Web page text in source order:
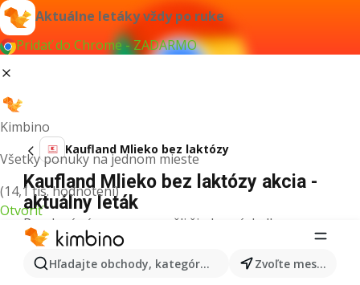
Aktuálne letáky vždy po ruke
Pridať do Chrome - ZADARMO
Kimbino
Všetky ponuky na jednom mieste
(14,1 tis. hodnotení)
Otvoriť
Hľadajte obchody, kategórie, produkty... Zvoľte mesto
Kaufland Mlieko bez laktózy
Kaufland Mlieko bez laktózy akcia -
aktuálny leták
Pre daný výraz sme nenašli žiadne výsledky.
Ďalšie produkty v obchodoch
Kaufland